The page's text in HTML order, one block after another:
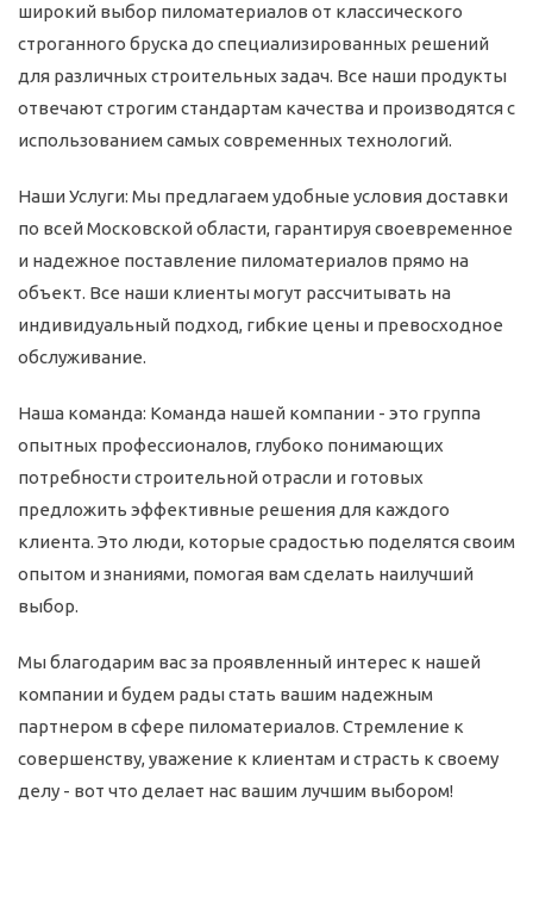
широкий выбор пиломатериалов от классического
строганного бруска до специализированных решений
для различных строительных задач. Все наши продукты
отвечают строгим стандартам качества и производятся с
использованием самых современных технологий.
Наши Услуги: Мы предлагаем удобные условия доставки
по всей Московской области, гарантируя своевременное
и надежное поставление пиломатериалов прямо на
объект. Все наши клиенты могут рассчитывать на
индивидуальный подход, гибкие цены и превосходное
обслуживание.
Наша команда: Команда нашей компании - это группа
опытных профессионалов, глубоко понимающих
потребности строительной отрасли и готовых
предложить эффективные решения для каждого
клиента. Это люди, которые срадостью поделятся своим
опытом и знаниями, помогая вам сделать наилучший
выбор.
Мы благодарим вас за проявленный интерес к нашей
компании и будем рады стать вашим надежным
партнером в сфере пиломатериалов. Стремление к
совершенству, уважение к клиентам и страсть к своему
делу - вот что делает нас вашим лучшим выбором!